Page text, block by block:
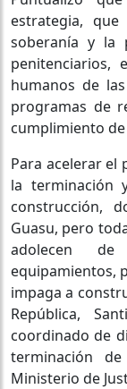
estrategia,
soberanía y la
penitenciarios,
humanos de
programas de
cumplimiento de
Para acelerar el
la terminación
construcción,
Guasu, pero
adolecen
equipamientos,
impaga a
República,
coordinado de
terminación de
Ministerio de